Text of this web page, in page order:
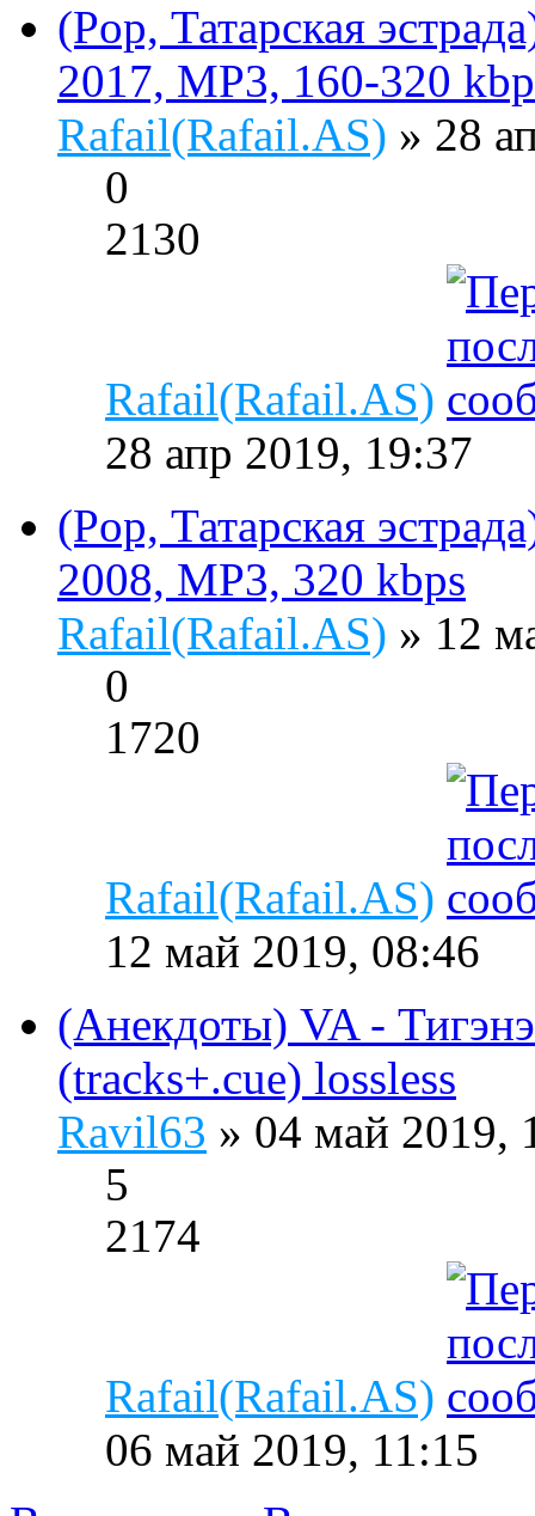
(Pop, Татарская
2017, MP3, 160-320
Rafail(Rafail.AS) » 28
0
2130
Rafail(Rafail.AS)
28 апр 2019, 19:37
(Pop, Татарская
2008, MP3, 320 kbps
Rafail(Rafail.AS) » 12
0
1720
Rafail(Rafail.AS)
12 май 2019, 08:46
(Анекдоты) VA -
(tracks+.cue) lossless
Ravil63 » 04 май 2019,
5
2174
Rafail(Rafail.AS)
06 май 2019, 11:15